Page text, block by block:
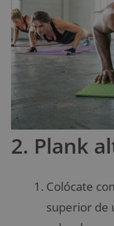
2. Plank
Colócate
superior de